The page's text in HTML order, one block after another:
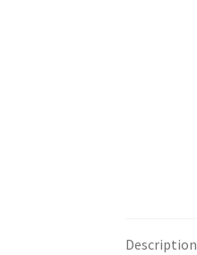
Description